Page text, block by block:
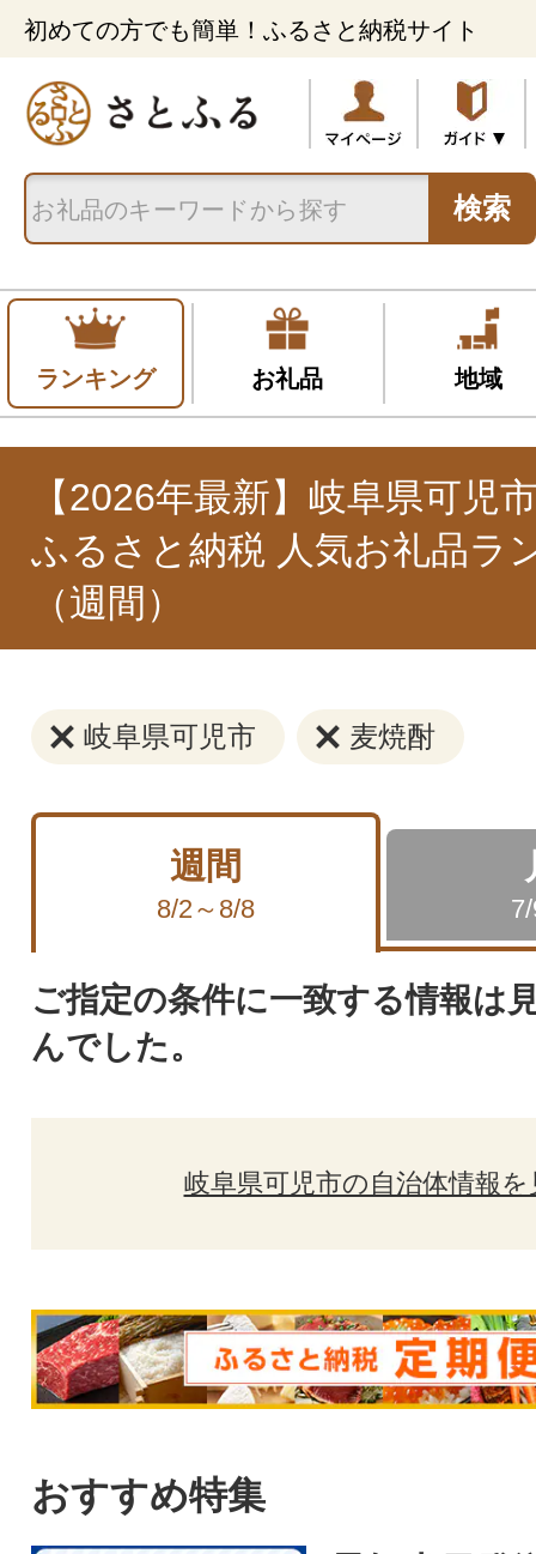
初めての方でも簡単！ふるさと納税サイト
検索
ランキング お礼品 地域
【2026年最新】岐阜県可児
ふるさと納税 人気お礼品ラ
（週間）
岐阜県可児市 麦焼酎
週間
8/2～8/8
ご指定の条件に一致する情報は
んでした。
岐阜県可児市の自治体情報を
おすすめ特集